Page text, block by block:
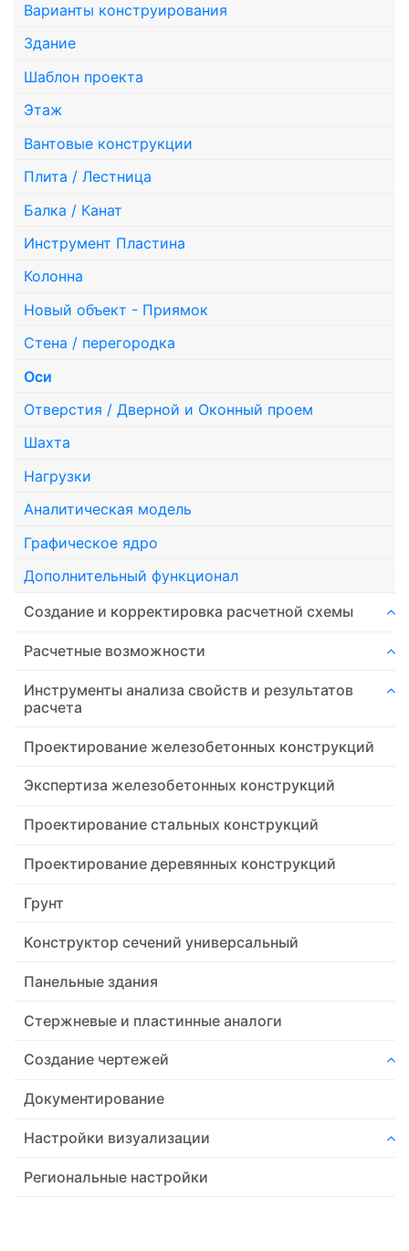
Варианты конструирования
Здание
Шаблон проекта
Этаж
Вантовые конструкции
Плита / Лестница
Балка / Канат
Инструмент Пластина
Колонна
Новый объект - Приямок
Стена / перегородка
Оси
Отверстия / Дверной и Оконный проем
Шахта
Нагрузки
Аналитическая модель
Графическое ядро
Дополнительный функционал
Создание и корректировка расчетной схемы
Расчетные возможности
Инструменты анализа свойств и результатов
расчета
Проектирование железобетонных конструкций
Экспертиза железобетонных конструкций
Проектирование стальных конструкций
Проектирование деревянных конструкций
Грунт
Конструктор сечений универсальный
Панельные здания
Стержневые и пластинные аналоги
Создание чертежей
Документирование
Настройки визуализации
Региональные настройки